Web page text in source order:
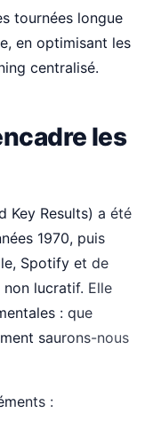
tournées longue
en optimisant les
centralisé.
les
Key Results) a été
1970, puis
Spotify et de
lucratif. Elle
: que
saurons-nous
: